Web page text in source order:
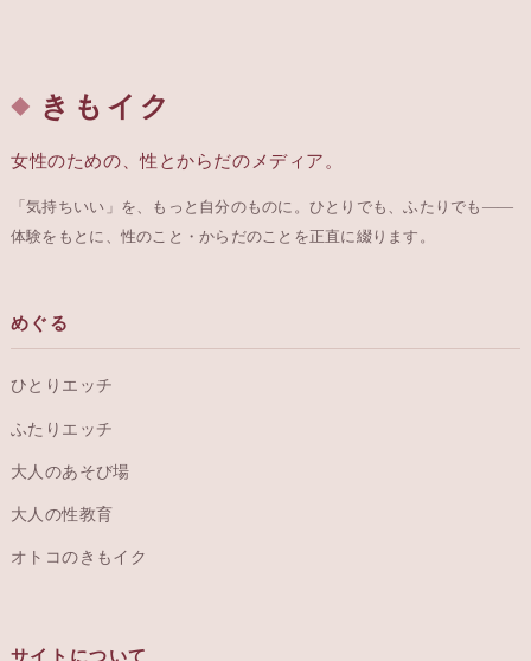
きもイク
女性のための、性とからだのメディア。
「気持ちいい」を、もっと自分のものに。ひとりでも、ふたりでも——
体験をもとに、性のこと・からだのことを正直に綴ります。
めぐる
ひとりエッチ
ふたりエッチ
大人のあそび場
大人の性教育
オトコのきもイク
サイトについて